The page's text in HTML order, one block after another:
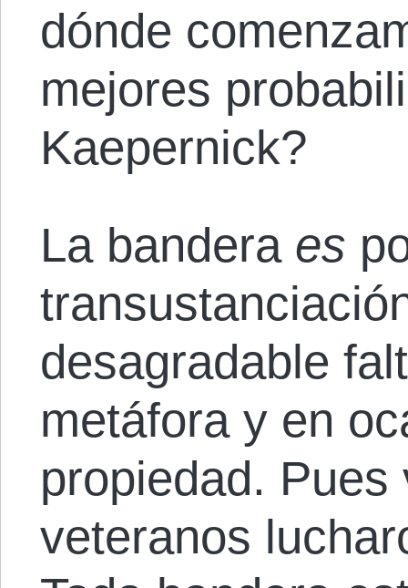
dónde
mejores
Kaepernick?
La bandera es
desagradable
metáfora y en
propiedad.
veteranos